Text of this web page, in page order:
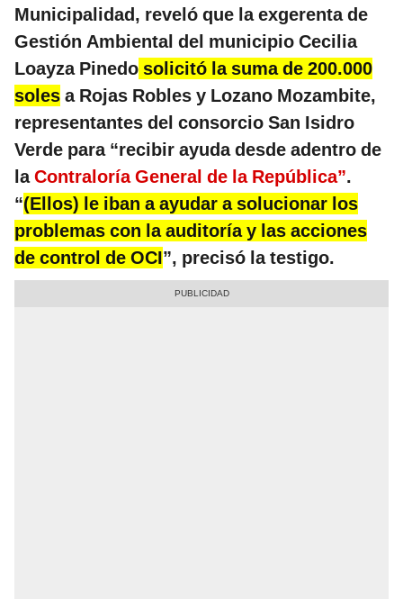
Municipalidad, reveló que la exgerenta de
Gestión Ambiental del municipio Cecilia
Loayza Pinedo solicitó la suma de 200.000
soles a Rojas Robles y Lozano Mozambite,
representantes del consorcio San Isidro
Verde para “recibir ayuda desde adentro de
laContraloría General de la República”.
“(Ellos) le iban a ayudar a solucionar los
problemas con la auditoría y las acciones
de control de OCI”, precisó la testigo.